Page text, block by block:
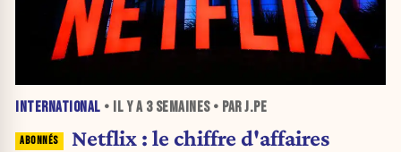
INTERNATIONAL • IL Y A 3 SEMAINES• PAR J.PE
Netflix : le chiffre d'affaires